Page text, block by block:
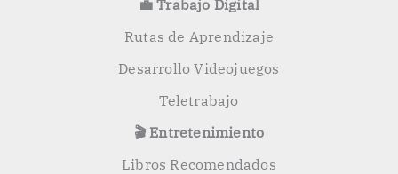
💼 Trabajo Digital
Rutas de Aprendizaje
Desarrollo Videojuegos
Teletrabajo
🎬 Entretenimiento
Libros Recomendados